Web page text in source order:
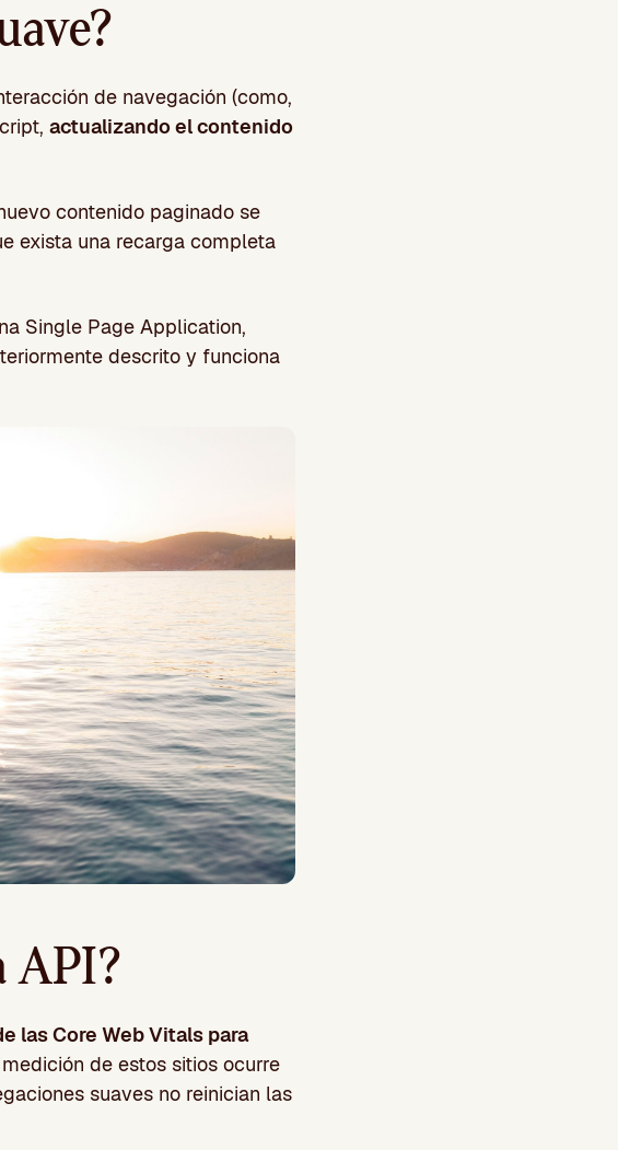
de navegación (como,
actualizando el contenido
contenido paginado se
exista una recarga completa
Single Page Application,
descrito y funciona
API?
las Core Web Vitals para
de estos sitios ocurre
suaves no reinician las